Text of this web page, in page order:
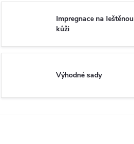
Impregnace na leštěnou
kůži
Výhodné sady